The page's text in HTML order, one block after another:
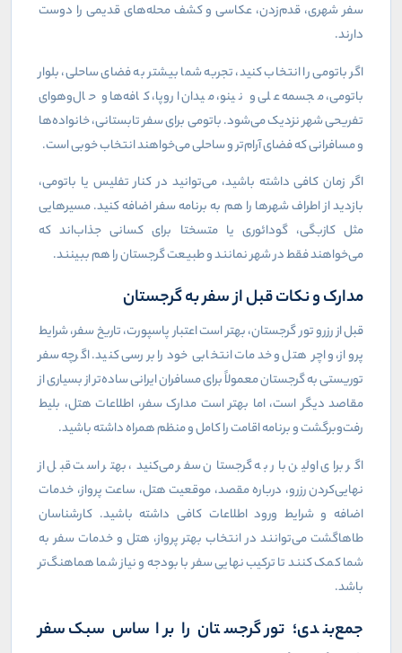
سفر شهری، قدم‌زدن، عکاسی و کشف محله‌های قدیمی را دوست
دارند.
اگر باتومی را انتخاب کنید، تجربه شما بیشتر به فضای ساحلی، بلوار
باتومی، مجسمه علی و نینو، میدان اروپا، کافه‌ها و حال‌وهوای
تفریحی شهر نزدیک می‌شود. باتومی برای سفر تابستانی، خانواده‌ها
و مسافرانی که فضای آرام‌تر و ساحلی می‌خواهند انتخاب خوبی است.
اگر زمان کافی داشته باشید، می‌توانید در کنار تفلیس یا باتومی،
بازدید از اطراف شهرها را هم به برنامه سفر اضافه کنید. مسیرهایی
مثل کازبگی، گودائوری یا متسختا برای کسانی جذاب‌اند که
می‌خواهند فقط در شهر نمانند و طبیعت گرجستان را هم ببینند.
مدارک و نکات قبل از سفر به گرجستان
قبل از رزرو تور گرجستان، بهتر است اعتبار پاسپورت، تاریخ سفر، شرایط
پرواز، واچر هتل و خدمات انتخابی خود را بررسی کنید. اگرچه سفر
توریستی به گرجستان معمولاً برای مسافران ایرانی ساده‌تر از بسیاری از
مقاصد دیگر است، اما بهتر است مدارک سفر، اطلاعات هتل، بلیط
رفت‌وبرگشت و برنامه اقامت را کامل و منظم همراه داشته باشید.
اگر برای اولین بار به گرجستان سفر می‌کنید، بهتر است قبل از
نهایی‌کردن رزرو، درباره مقصد، موقعیت هتل، ساعت پرواز، خدمات
اضافه و شرایط ورود اطلاعات کافی داشته باشید. کارشناسان
طاهاگشت می‌توانند در انتخاب بهتر پرواز، هتل و خدمات سفر به
شما کمک کنند تا ترکیب نهایی سفر با بودجه و نیاز شما هماهنگ‌تر
باشد.
جمع‌بندی؛ تور گرجستان را بر اساس سبک سفر